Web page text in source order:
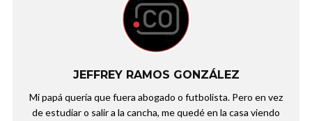
JEFFREY RAMOS GONZÁLEZ
Mi papá quería que fuera abogado o futbolista. Pero en vez
de estudiar o salir a la cancha, me quedé en la casa viendo